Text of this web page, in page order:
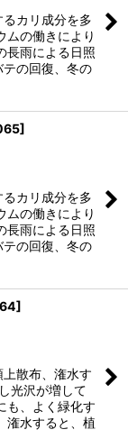
カリ成分を多
ムの働きにより
長雨による日照
の回復、冬の
]
カリ成分を多
ムの働きにより
長雨による日照
の回復、冬の
]
上散布、潅水す
光沢が増して
も、よく緑化す
潅水すると、植